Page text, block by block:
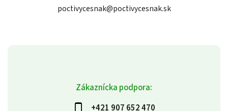
Zákaznícka podpora:
+421 907 652 470
poctivycesnak@poctivycesnak.sk